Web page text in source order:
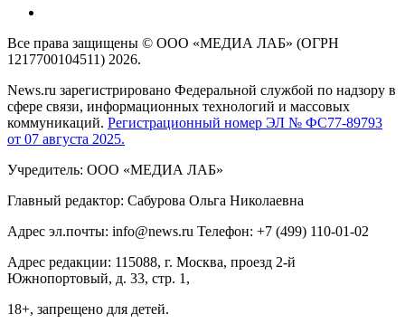
Все права защищены © ООО «МЕДИА ЛАБ» (ОГРН
1217700104511) 2026.
News.ru зарегистрировано Федеральной службой по надзору в
сфере связи, информационных технологий и массовых
коммуникаций. Регистрационный номер ЭЛ № ФС77-89793
от 07 августа 2025.
Учредитель: ООО «МЕДИА ЛАБ»
Главный редактор: Сабурова Ольга Николаевна
Адрес эл.почты: info@news.ru Телефон: +7 (499) 110-01-02
Адрес редакции: 115088, г. Москва, проезд 2-й
Южнопортовый, д. 33, стр. 1,
18+, запрещено для детей.